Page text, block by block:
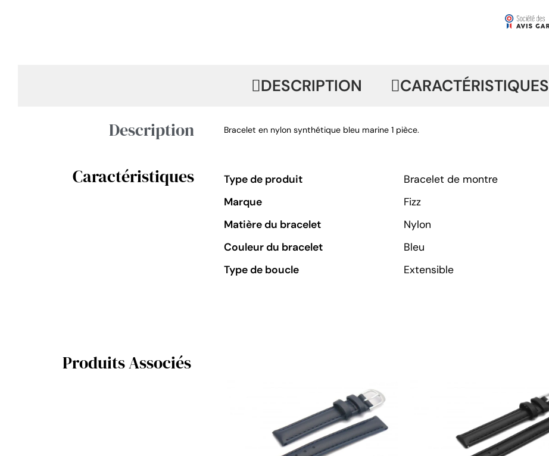
DESCRIPTION CARACTÉRISTIQUES
Description Bracelet en nylon synthétique bleu marine 1 pièce.
Caractéristiques Type de produit
Bracelet de montre
Marque
Fizz
Matière du bracelet
Nylon
Couleur du bracelet
Bleu
Type de boucle
Extensible
Produits Associés